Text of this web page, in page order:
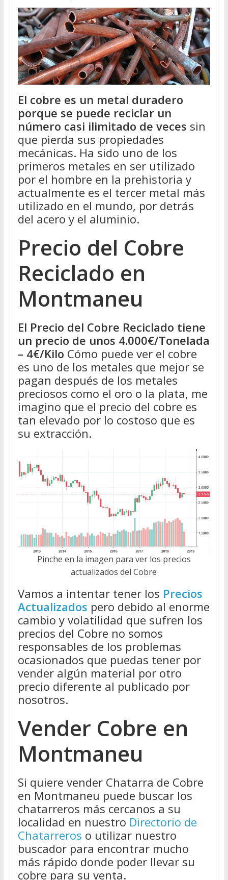
El cobre es un metal duradero
porque se puede reciclar un
número casi ilimitado de veces sin
que pierda sus propiedades
mecánicas. Ha sido uno de los
primeros metales en ser utilizado
por el hombre en la prehistoria y
actualmente es el tercer metal más
utilizado en el mundo, por detrás
del acero y el aluminio.
Precio del Cobre
Reciclado en
Montmaneu
El Precio del Cobre Reciclado tiene
un precio de unos 4.000€/Tonelada
– 4€/Kilo Cómo puede ver el cobre
es uno de los metales que mejor se
pagan después de los metales
preciosos como el oro o la plata, me
imagino que el precio del cobre es
tan elevado por lo costoso que es
su extracción.
Pinche en la imagen para ver los precios
actualizados del Cobre
Vamos a intentar tener los Precios
Actualizados pero debido al enorme
cambio y volatilidad que sufren los
precios del Cobre no somos
responsables de los problemas
ocasionados que puedas tener por
vender algún material por otro
precio diferente al publicado por
nosotros.
Vender Cobre en
Montmaneu
Si quiere vender Chatarra de Cobre
en Montmaneu puede buscar los
chatarreros más cercanos a su
localidad en nuestro Directorio de
Chatarreros o utilizar nuestro
buscador para encontrar mucho
más rápido donde poder llevar su
cobre para su venta.